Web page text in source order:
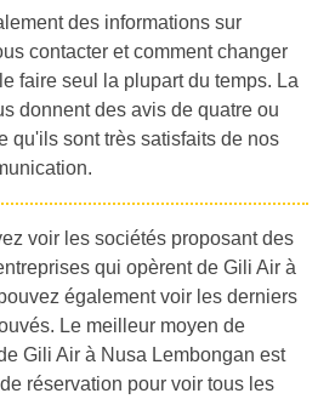
des informations sur
contacter et comment changer
faire seul la plupart du temps. La
donnent des avis de quatre ou
qu'ils sont très satisfaits de nos
voir les sociétés proposant des
qui opèrent de Gili Air à
également voir les derniers
Le meilleur moyen de
Gili Air à Nusa Lembongan est
réservation pour voir tous les